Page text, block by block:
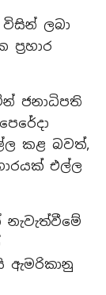
ලබා
ජනාධිපති
කළ බවත්,
එල්ල
ඇමරිකානු